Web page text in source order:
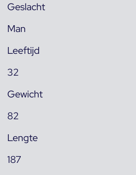
Geslacht
Man
Leeftijd
32
Gewicht
82
Lengte
187